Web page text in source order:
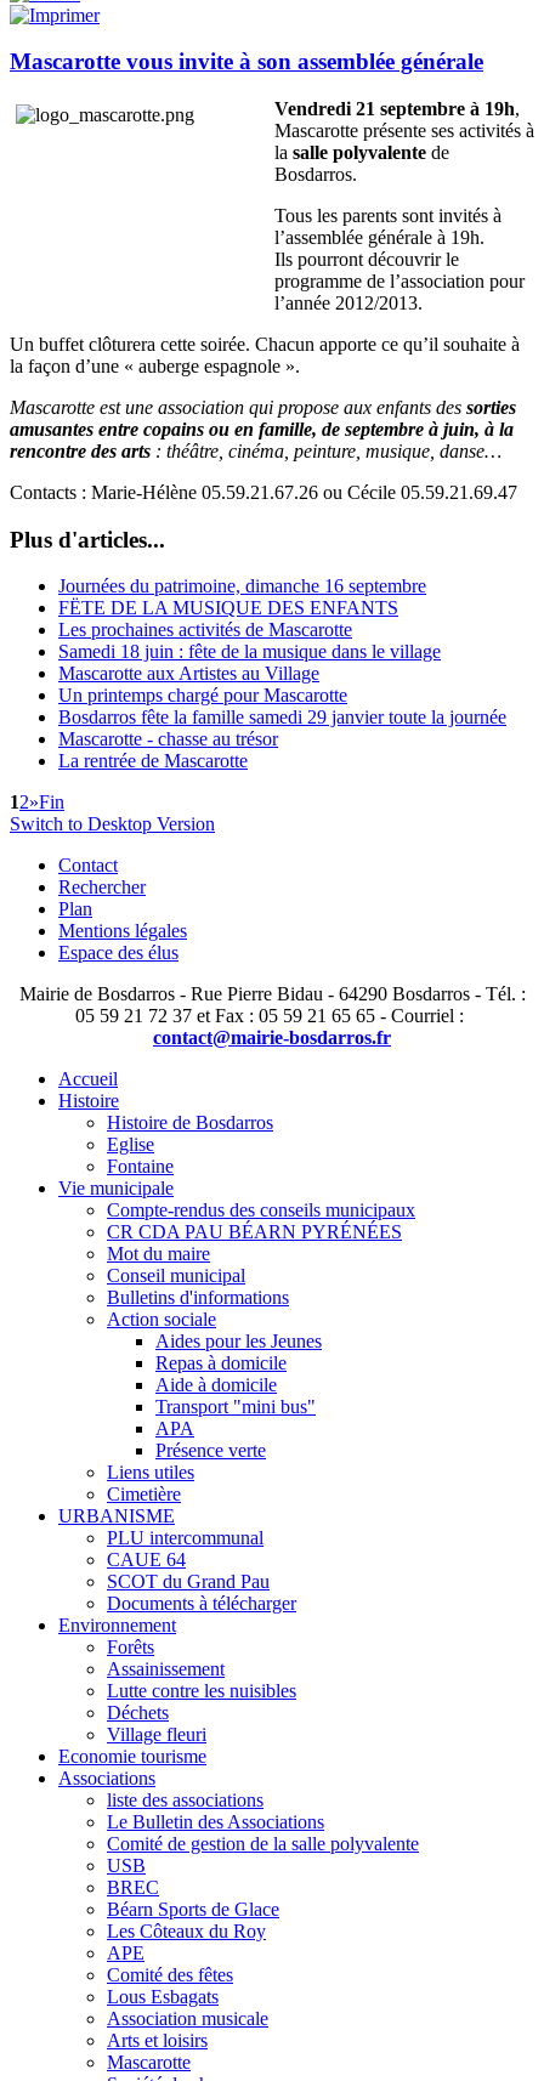
Mascarotte vous invite à son assemblée générale
Vendredi 21 septembre à 19h,
Mascarotte présente ses activités à
la salle polyvalente de
Bosdarros.
Tous les parents sont invités à
l’assemblée générale à 19h.
Ils pourront découvrir le
programme de l’association pour
l’année 2012/2013.
Un buffet clôturera cette soirée. Chacun apporte ce qu’il souhaite à
la façon d’une « auberge espagnole ».
Mascarotte est une association qui propose aux enfants des sorties
amusantes entre copains ou en famille, de septembre à juin, à la
rencontre des arts : théâtre, cinéma, peinture, musique, danse…
Contacts : Marie-Hélène 05.59.21.67.26 ou Cécile 05.59.21.69.47
Plus d'articles...
Journées du patrimoine, dimanche 16 septembre
FËTE DE LA MUSIQUE DES ENFANTS
Les prochaines activités de Mascarotte
Samedi 18 juin : fête de la musique dans le village
Mascarotte aux Artistes au Village
Un printemps chargé pour Mascarotte
Bosdarros fête la famille samedi 29 janvier toute la journée
Mascarotte - chasse au trésor
La rentrée de Mascarotte
12»Fin
Switch to Desktop Version
Contact
Rechercher
Plan
Mentions légales
Espace des élus
Mairie de Bosdarros - Rue Pierre Bidau - 64290 Bosdarros - Tél. :
05 59 21 72 37 et Fax : 05 59 21 65 65 - Courriel :
contact@mairie-bosdarros.fr
Accueil
Histoire
Histoire de Bosdarros
Eglise
Fontaine
Vie municipale
Compte-rendus des conseils municipaux
CR CDA PAU BÉARN PYRÉNÉES
Mot du maire
Conseil municipal
Bulletins d'informations
Action sociale
Aides pour les Jeunes
Repas à domicile
Aide à domicile
Transport "mini bus"
APA
Présence verte
Liens utiles
Cimetière
URBANISME
PLU intercommunal
CAUE 64
SCOT du Grand Pau
Documents à télécharger
Environnement
Forêts
Assainissement
Lutte contre les nuisibles
Déchets
Village fleuri
Economie tourisme
Associations
liste des associations
Le Bulletin des Associations
Comité de gestion de la salle polyvalente
USB
BREC
Béarn Sports de Glace
Les Côteaux du Roy
APE
Comité des fêtes
Lous Esbagats
Association musicale
Arts et loisirs
Mascarotte